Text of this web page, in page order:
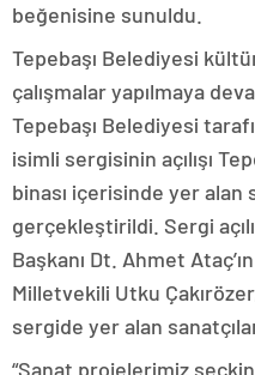
beğenisine sunuldu.
Tepebaşı Belediyesi
çalışmalar yapılmaya
Tepebaşı Belediyesi
isimli sergisinin açılışı
binası içerisinde yer alan
gerçekleştirildi. Sergi
Başkanı Dt. Ahmet
Milletvekili Utku
sergide yer alan
“Sanat projelerimiz